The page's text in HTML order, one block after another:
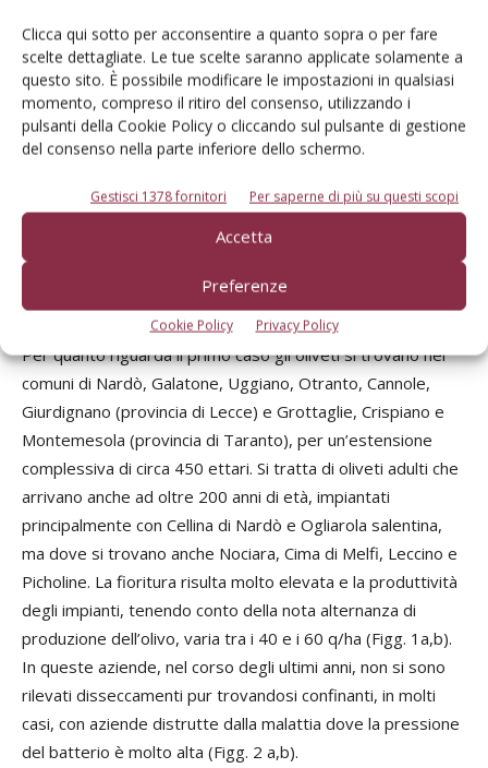
Clicca qui sotto per acconsentire a quanto sopra o per fare
scelte dettagliate. Le tue scelte saranno applicate solamente a
questo sito. È possibile modificare le impostazioni in qualsiasi
momento, compreso il ritiro del consenso, utilizzando i
pulsanti della Cookie Policy o cliccando sul pulsante di gestione
del consenso nella parte inferiore dello schermo.
Gestisci 1378 fornitori Per saperne di più su questi scopi
Accetta
Preferenze
Cookie Policy Privacy Policy
Figura 2 b- Oliveto sottoposto, da quattro anni, al protocollo di convivenza nei
confronti di Xylella fastidiosa subsp. pauca e confinante con oliveti molto danneggiati
dal batterio nella “zona infetta” a Otranto.
Per quanto riguarda il primo caso gli oliveti si trovano nei
comuni di Nardò, Galatone, Uggiano, Otranto, Cannole,
Giurdignano (provincia di Lecce) e Grottaglie, Crispiano e
Montemesola (provincia di Taranto), per un’estensione
complessiva di circa 450 ettari. Si tratta di oliveti adulti che
arrivano anche ad oltre 200 anni di età, impiantati
principalmente con Cellina di Nardò e Ogliarola salentina,
ma dove si trovano anche Nociara, Cima di Melfi, Leccino e
Picholine. La fioritura risulta molto elevata e la produttività
degli impianti, tenendo conto della nota alternanza di
produzione dell’olivo, varia tra i 40 e i 60 q/ha (Figg. 1a,b).
In queste aziende, nel corso degli ultimi anni, non si sono
rilevati disseccamenti pur trovandosi confinanti, in molti
casi, con aziende distrutte dalla malattia dove la pressione
del batterio è molto alta (Figg. 2 a,b).